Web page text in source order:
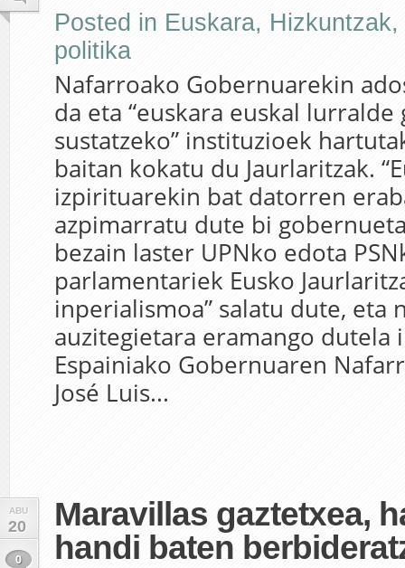
Posted in Euskara, Hizkuntzak,
politika
Nafarroako Gobernuarekin
da eta “euskara euskal lurralde
sustatzeko” instituzioek
baitan kokatu du Jaurlaritzak.
izpirituarekin bat datorren
azpimarratu dute bi
bezain laster UPNko edota
parlamentariek Eusko
inperialismoa” salatu dute, eta
auzitegietara eramango dutela
Espainiako Gobernuaren
José Luis...
ABU
20
0
Maravillas gaztetxea,
handi baten